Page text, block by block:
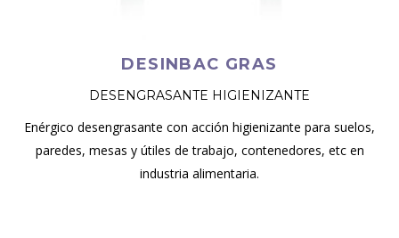
DESINBAC GRAS
DESENGRASANTE HIGIENIZANTE
Enérgico desengrasante con acción higienizante para suelos,
paredes, mesas y útiles de trabajo, contenedores, etc en
industria alimentaria.